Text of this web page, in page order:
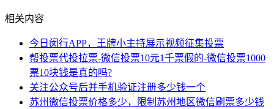
相关内容
今日闵行APP，王牌小主持展示视频征集投票
帮投票代投拉票-微信投票10元1千票假的-微信投票1000
票10块钱是真的吗?
关注公众号后并手机验证注册多少钱一个
苏州微信投票价格多少，限制苏州地区微信刷票多少钱